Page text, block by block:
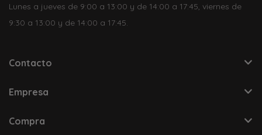
Lunes a jueves de 9:00 a 13:00 y de 14:00 a 17:45, viernes de
9:30 a 13:00 y de 14:00 a 17:45.
Contacto
Empresa
Compra